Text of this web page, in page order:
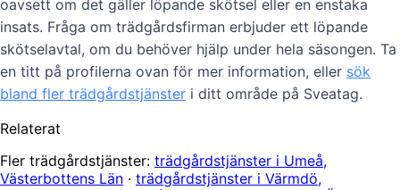
oavsett om det gäller löpande skötsel eller en enstaka
insats. Fråga om trädgårdsfirman erbjuder ett löpande
skötselavtal, om du behöver hjälp under hela säsongen. Ta
en titt på profilerna ovan för mer information, eller sök
bland fler trädgårdstjänster i ditt område på Sveatag.
Relaterat
Fler trädgårdstjänster: trädgårdstjänster i Umeå,
Västerbottens Län · trädgårdstjänster i Värmdö,